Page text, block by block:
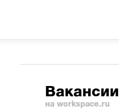
Вакансии
на workspace.ru